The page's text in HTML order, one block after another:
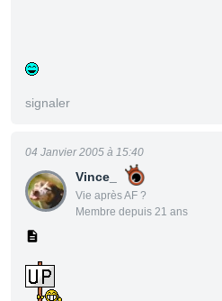
signaler
Vince_
Vie après AF ?
Membre depuis 21 ans
04 Janvier 2005 à 15:40